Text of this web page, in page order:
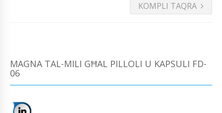
KOMPLI TAQRA
MAGNA TAL-MILI GĦAL PILLOLI U KAPSULI FD-
06